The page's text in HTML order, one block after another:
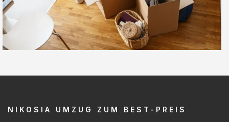
NIKOSIA UMZUG ZUM BEST-PREIS